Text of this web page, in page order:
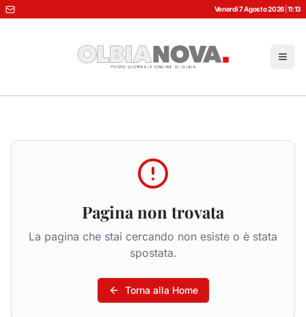
Venerdì 7 Agosto 2026 11:13
Pagina non trovata
La pagina che stai cercando non esiste o è stata
spostata.
Torna alla Home